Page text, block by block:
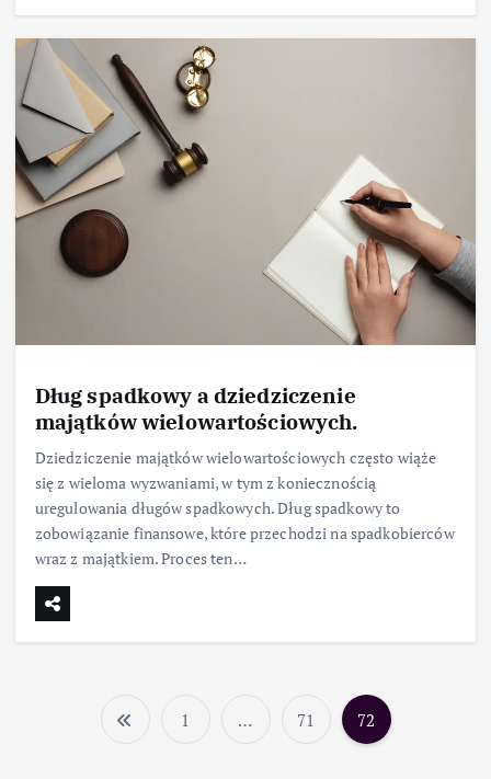
Dług spadkowy a dziedziczenie
majątków wielowartościowych.
Dziedziczenie majątków wielowartościowych często wiąże
się z wieloma wyzwaniami, w tym z koniecznością
uregulowania długów spadkowych. Dług spadkowy to
zobowiązanie finansowe, które przechodzi na spadkobierców
wraz z majątkiem. Proces ten…
S
1 … 71 72